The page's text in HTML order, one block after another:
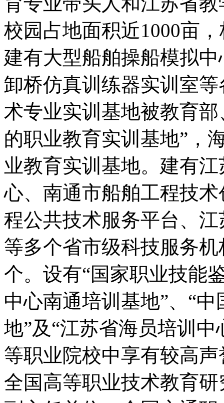
校园占地面积近1000亩
建有大型船舶操船模拟
卸桥仿真训练器实训室
术专业实训基地被教育
的职业教育实训基地”，
业教育实训基地。建有
心、南通市船舶工程技
程公共技术服务平台、
等多个省市级科技服务
个。设有“国家职业技能
中心南通培训基地”、“
地”及“江苏省海员培训
等职业院校中享有较高
全国高等职业技术教育